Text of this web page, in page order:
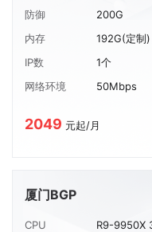
防御
200G
内存
192G(定制)
IP数
1个
网络环境
50Mbps
2049 元起/月
厦门BGP
CPU
R9-9950X